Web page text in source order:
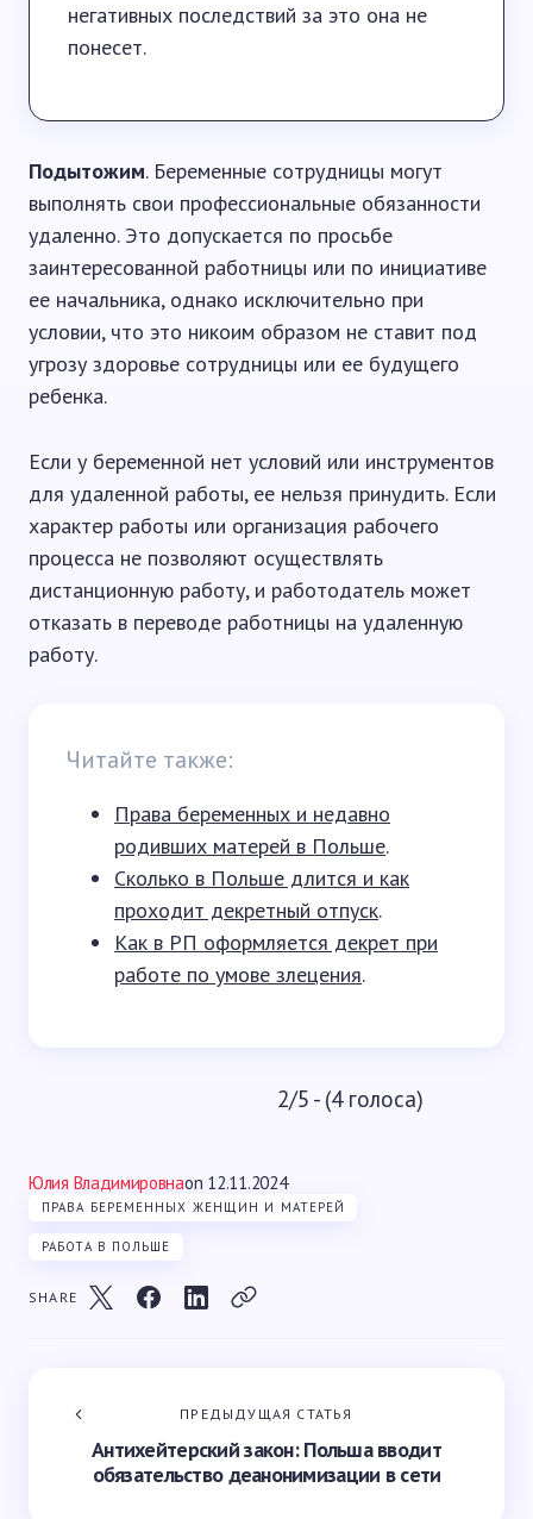
негативных последствий за это она не
понесет.
Подытожим. Беременные сотрудницы могут
выполнять свои профессиональные обязанности
удаленно. Это допускается по просьбе
заинтересованной работницы или по инициативе
ее начальника, однако исключительно при
условии, что это никоим образом не ставит под
угрозу здоровье сотрудницы или ее будущего
ребенка.
Если у беременной нет условий или инструментов
для удаленной работы, ее нельзя принудить. Если
характер работы или организация рабочего
процесса не позволяют осуществлять
дистанционную работу, и работодатель может
отказать в переводе работницы на удаленную
работу.
Читайте также:
Права беременных и недавно
родивших матерей в Польше.
Сколько в Польше длится и как
проходит декретный отпуск.
Как в РП оформляется декрет при
работе по умове злецения.
2/5 - (4 голоса)
Юлия Владимировнаon 12.11.2024
ПРАВА БЕРЕМЕННЫХ ЖЕНЩИН И МАТЕРЕЙ
РАБОТА В ПОЛЬШЕ
SHARE
ПРЕДЫДУЩАЯ СТАТЬЯ
Антихейтерский закон: Польша вводит
обязательство деанонимизации в сети